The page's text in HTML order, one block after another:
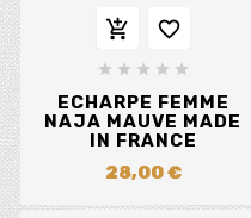
 
    
ECHARPE FEMME
NAJA MAUVE MADE
IN FRANCE
28,00 €